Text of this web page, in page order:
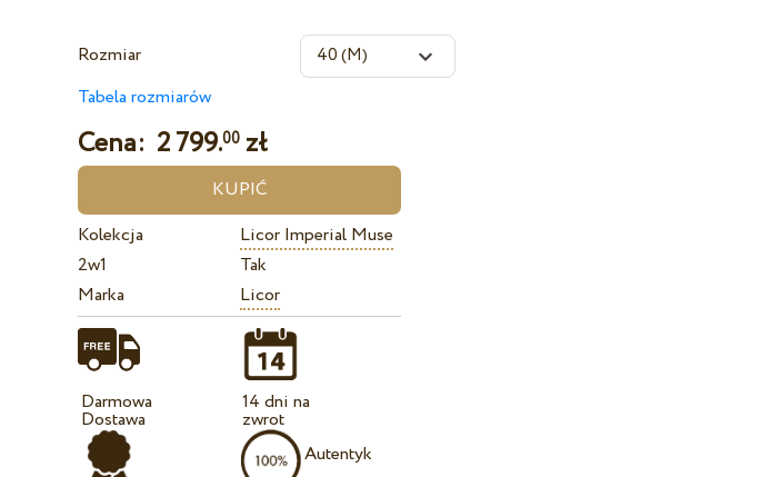
Rozmiar
Tabela rozmiarów
Cena: 2 799.00 zł
Kolekcja
Licor Imperial Muse
2w1
Tak
Marka
Licor
Darmowa
Dostawa
14 dni na
zwrot
Autentyk